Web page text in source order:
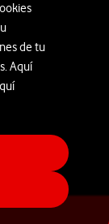
de tu
Aquí